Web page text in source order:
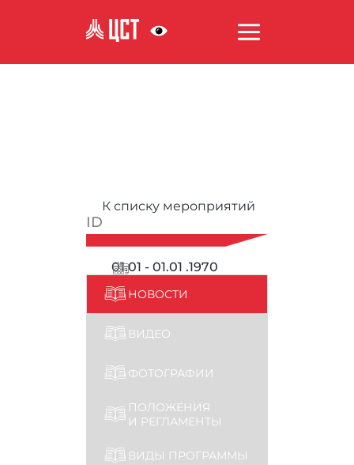
К списку мероприятий
ID
01.01 - 01.01 .1970
НОВОСТИ
ВИДЕО
ФОТОГРАФИИ
ПОЛОЖЕНИЯ
И РЕГЛАМЕНТЫ
ВИДЫ ПРОГРАММЫ